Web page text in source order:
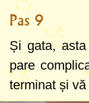
Pas 9
Și gata,
pare
terminat și